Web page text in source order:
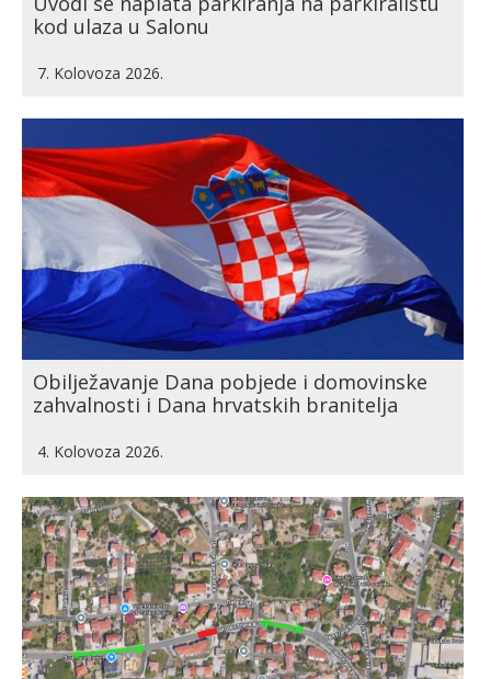
kod ulaza u Salonu
7. Kolovoza 2026.
Obilježavanje Dana pobjede i domovinske
zahvalnosti i Dana hrvatskih branitelja
4. Kolovoza 2026.